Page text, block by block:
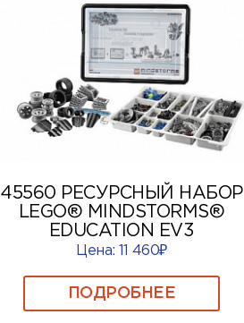
45560 РЕСУРСНЫЙ НАБОР
LEGO® MINDSTORMS®
EDUCATION EV3
Цена: 11 460₽
ПОДРОБНЕЕ